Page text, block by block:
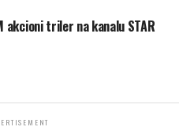
akcioni triler na kanalu STAR